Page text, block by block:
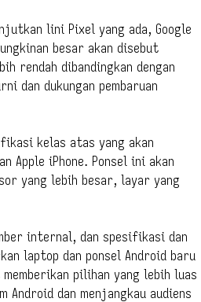
lini Pixel yang ada, Google
besar akan disebut
rendah dibandingkan dengan
dan dukungan pembaruan
kelas atas yang akan
Apple iPhone. Ponsel ini akan
yang lebih besar, layar yang
internal, dan spesifikasi dan
laptop dan ponsel Android baru
pilihan yang lebih luas
Android dan menjangkau audiens